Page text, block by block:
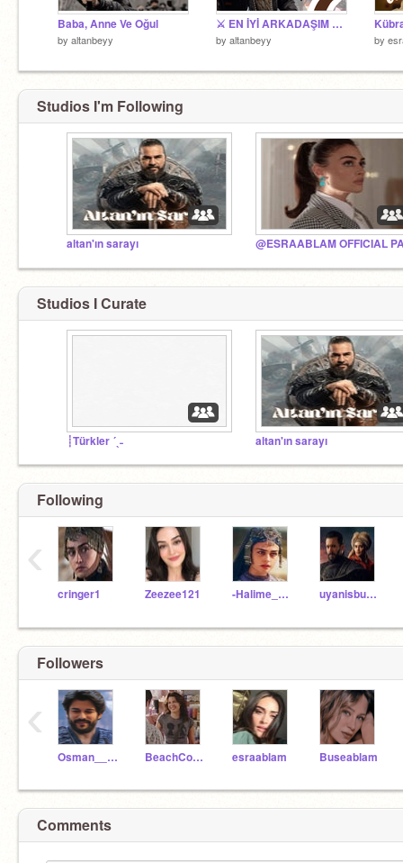
Baba, Anne Ve Oğul
by altanbeyy
⚔️ EN İYİ ARKADAŞIM @ALPARSLANBEYY ⚔️
by altanbeyy by
Studios I'm Following
altan'ın sarayı
Studios I Curate
┊Türkler ´ˎ˗ altan'ın sarayı
Following
cringer1 Zeezee121 -Halime__Sultan- uyanisbuyukselcuklu
‹
Followers
Osman__Bey BeachCougar esraablam Buseablam
‹
Comments